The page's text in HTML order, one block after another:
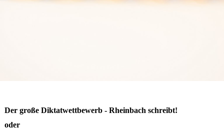
Der große Diktatwettbewerb - Rheinbach schreibt!
oder